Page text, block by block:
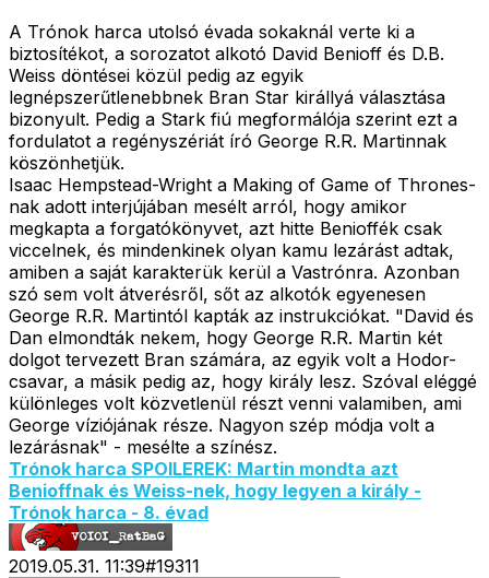
A Trónok harca utolsó évada sokaknál verte ki a
biztosítékot, a sorozatot alkotó David Benioff és D.B.
Weiss döntései közül pedig az egyik
legnépszerűtlenebbnek Bran Star királlyá választása
bizonyult. Pedig a Stark fiú megformálója szerint ezt a
fordulatot a regényszériát író George R.R. Martinnak
köszönhetjük.
Isaac Hempstead-Wright a Making of Game of Thrones-
nak adott interjújában mesélt arról, hogy amikor
megkapta a forgatókönyvet, azt hitte Benioffék csak
viccelnek, és mindenkinek olyan kamu lezárást adtak,
amiben a saját karakterük kerül a Vastrónra. Azonban
szó sem volt átverésről, sőt az alkotók egyenesen
George R.R. Martintól kapták az instrukciókat. "David és
Dan elmondták nekem, hogy George R.R. Martin két
dolgot tervezett Bran számára, az egyik volt a Hodor-
csavar, a másik pedig az, hogy király lesz. Szóval eléggé
különleges volt közvetlenül részt venni valamiben, ami
George víziójának része. Nagyon szép módja volt a
lezárásnak" - mesélte a színész.
Trónok harca SPOILEREK: Martin mondta azt
Benioffnak és Weiss-nek, hogy legyen a király -
Trónok harca - 8. évad
2019.05.31. 11:39#19311